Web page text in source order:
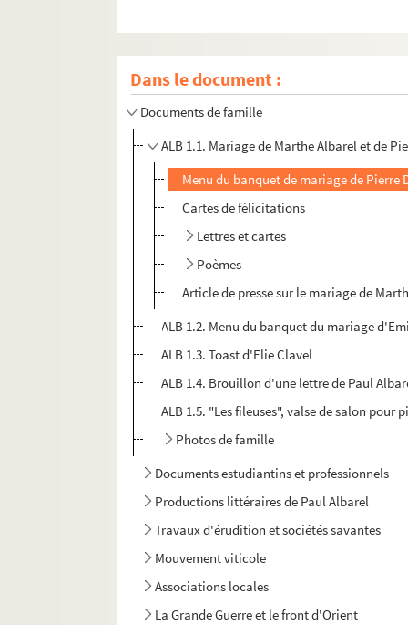
Dans le document :
Documents de famille
ALB 1.1. Mariage de Marthe Albarel et de
Menu du banquet de mariage de Pierre
Cartes de félicitations
Lettres et cartes
Poèmes
Article de presse sur le mariage de
ALB 1.2. Menu du banquet du mariage
ALB 1.3. Toast d'Elie Clavel
ALB 1.4. Brouillon d'une lettre de Paul
ALB 1.5. "Les fileuses", valse de salon pour
Photos de famille
Documents estudiantins et professionnels
Productions littéraires de Paul Albarel
Travaux d'érudition et sociétés savantes
Mouvement viticole
Associations locales
La Grande Guerre et le front d'Orient